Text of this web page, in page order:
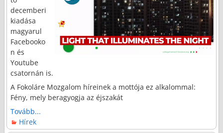
decemberi
kiadása
magyarul
Facebooko
n és
Youtube
csatornán is.
A Fokoláre Mozgalom híreinek a mottója ez alkalommal:
Fény, mely beragyogja az éjszakát
Tovább...
Hírek